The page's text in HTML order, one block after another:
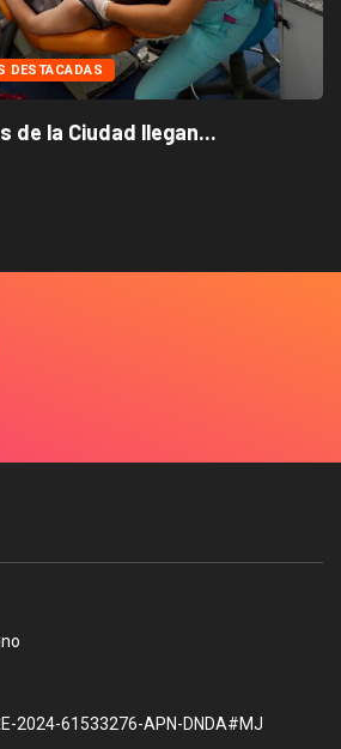
DESTACADAS
de la Ciudad llegan...
2024-61533276-APN-DNDA#MJ